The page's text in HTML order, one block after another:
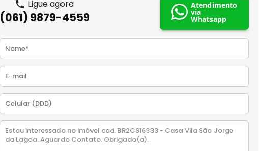
Ligue agora
(061) 9879-4559
Atendimento
via
Whatsapp